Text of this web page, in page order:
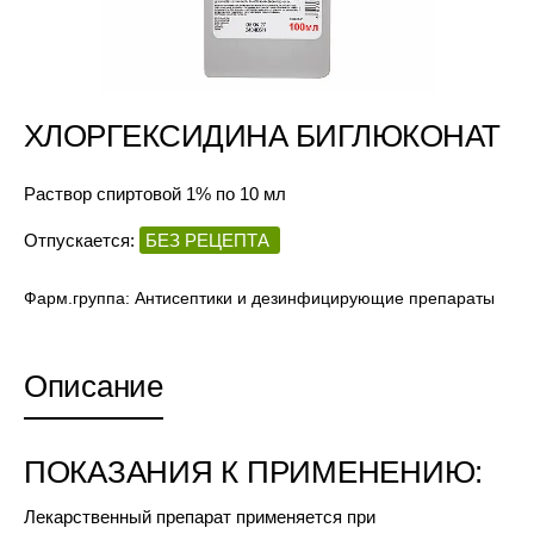
ХЛОРГЕКСИДИНА БИГЛЮКОНАТ
Раствор спиртовой 1% по 10 мл
Отпускается: БЕЗ РЕЦЕПТА
Фарм.группа: Антисептики и дезинфицирующие препараты
Описание
ПОКАЗАНИЯ К ПРИМЕНЕНИЮ:
Лекарственный препарат применяется при